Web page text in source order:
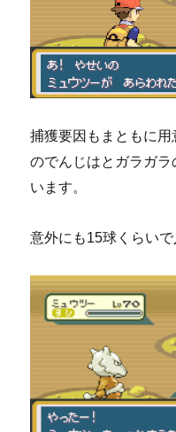
捕獲要因もまともに
のでんじはとガラガ
います。
意外にも15球くらいで